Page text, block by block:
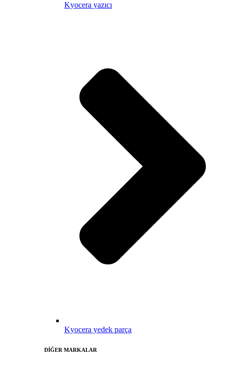
Kyocera yazıcı
Kyocera yedek parça
DİĞER MARKALAR